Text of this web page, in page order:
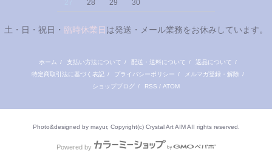
28 29 30
土・日・祝日・ 臨時休業日 は発送・メール業務をお休みしています。
ホーム / 支払い方法について / 配送・送料について / 返品について /
特定商取引法に基づく表記 / プライバシーポリシー / メルマガ登録・解除 /
ショップブログ / RSS / ATOM
Photo&designed by mayur, Copyright(c) Crystal Art AIM AII rights reserved.
Powered by